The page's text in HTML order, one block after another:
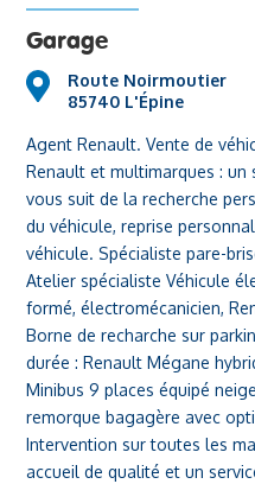
Garage
Route Noirmoutier
85740 L'Épine
Agent Renault. Vente de
Renault et multimarques : un
vous suit de la recherche
du véhicule, reprise
véhicule. Spécialiste pare-
Atelier spécialiste Véhicule
formé, électromécanicien,
Borne de recharche sur
durée : Renault Mégane
Minibus 9 places équipé
remorque bagagère avec
Intervention sur toutes les
accueil de qualité et un